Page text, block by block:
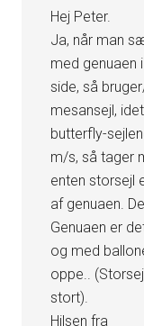
Hej Peter.
Ja, når man
med genuaen
side, så
mesansejl,
butterfly-
m/s, så tager
enten storsejl
af genuaen.
Genuaen er
og med
oppe..
stort).
Hilsen fra